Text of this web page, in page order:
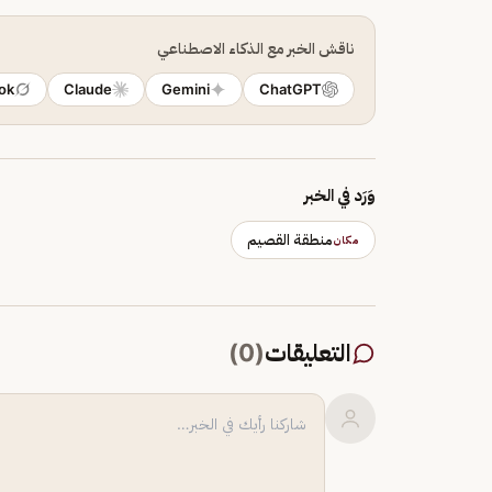
ناقش الخبر مع الذكاء الاصطناعي
ChatGPT
Gemini
Claude
وَرَد في الخبر
مكانمنطقة القصيم
التعليقات(
0
)